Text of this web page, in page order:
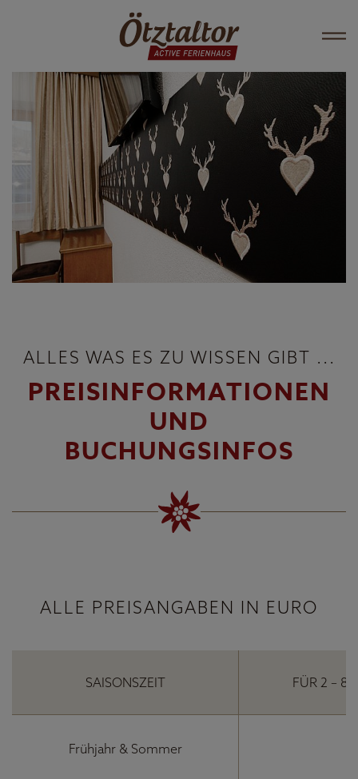
ALLES WAS ES ZU WISSEN GIBT ...
PREISINFORMATIONEN
UND
BUCHUNGSINFOS
ALLE PREISANGABEN IN EURO
SAISONSZEIT FÜR 2 – 8
Frühjahr & Sommer